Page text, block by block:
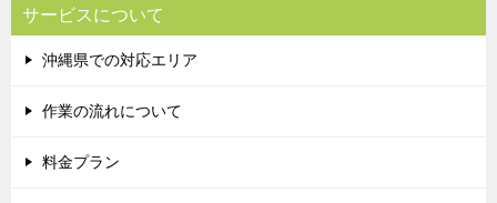
サービスについて
沖縄県での対応エリア
作業の流れについて
料金プラン